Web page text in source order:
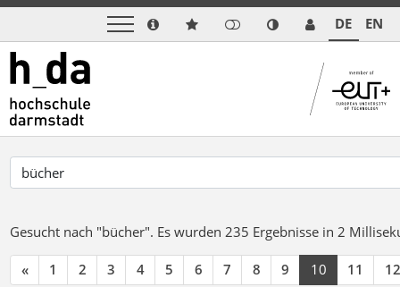
DE EN
Gesucht nach "bücher". Es wurden 235 Ergebnisse in 2
« 1 2 3 4 5 6 7 8 9 10 11 12